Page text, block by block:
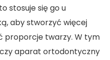
stosuje się go u
aby stworzyć więcej
proporcje twarzy. W tym
aparat ortodontyczny